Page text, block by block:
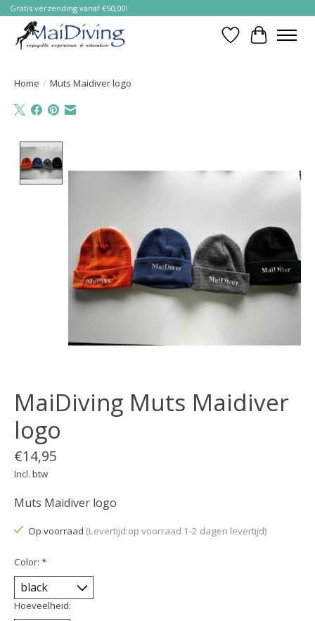
Gratis verzending vanaf €50,00!
Verlanglijst
Home / Muts Maidiver logo
MaiDiving Muts Maidiver
logo
€14,95
Incl. btw
Muts Maidiver logo
Op voorraad (Levertijd:op voorraad 1-2 dagen levertijd)
Color: *
Hoeveelheid: